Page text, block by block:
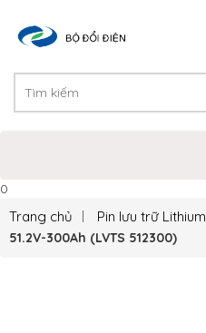
0
Trang chủ Pin lưu trữ Lithium
51.2V-300Ah (LVTS 512300)